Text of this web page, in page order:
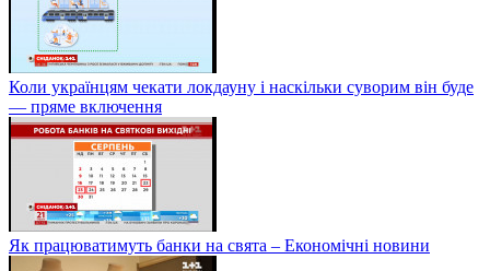
Коли українцям чекати локдауну і наскільки суворим він буде
— пряме включення
Як працюватимуть банки на свята – Економічні новини